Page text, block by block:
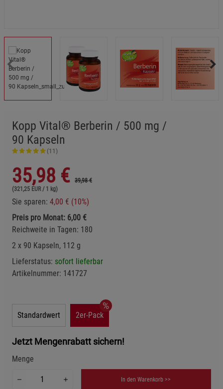
Kopp Vital® Berberin / 500 mg /
90 Kapseln
(11)
35,98 €
39,98 €
(321,25 EUR / 1 kg)
Sie sparen: 4,00 € (10%)
Preis pro Monat: 6,00 €
Reichweite in Tagen: 180
2 x 90 Kapseln, 112 g
Lieferstatus: sofort lieferbar
Artikelnummer: 141727
Standardwert 2er-Pack
Jetzt Mengenrabatt sichern!
Menge
In den Warenkorb >>